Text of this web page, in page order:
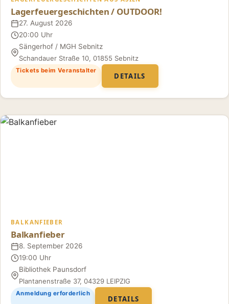
Lagerfeuergeschichten / OUTDOOR!
Datum
27. August 2026
Uhrzeit
20:00 Uhr
Ort
Sängerhof / MGH Sebnitz
Schandauer Straße 10, 01855 Sebnitz
Tickets beim Veranstalter
DETAILS
BALKANFIEBER
Balkanfieber
Datum
8. September 2026
Uhrzeit
19:00 Uhr
Ort
Bibliothek Paunsdorf
Plantanenstraße 37, 04329 LEIPZIG
Anmeldung erforderlich
DETAILS